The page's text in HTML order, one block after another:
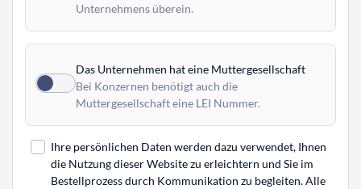
Unternehmens überein.
Das Unternehmen hat eine Muttergesellschaft
Bei Konzernen benötigt auch die
Muttergesellschaft eine LEI Nummer.
Ihre persönlichen Daten werden dazu verwendet, Ihnen
die Nutzung dieser Website zu erleichtern und Sie im
Bestellprozess durch Kommunikation zu begleiten. Alle